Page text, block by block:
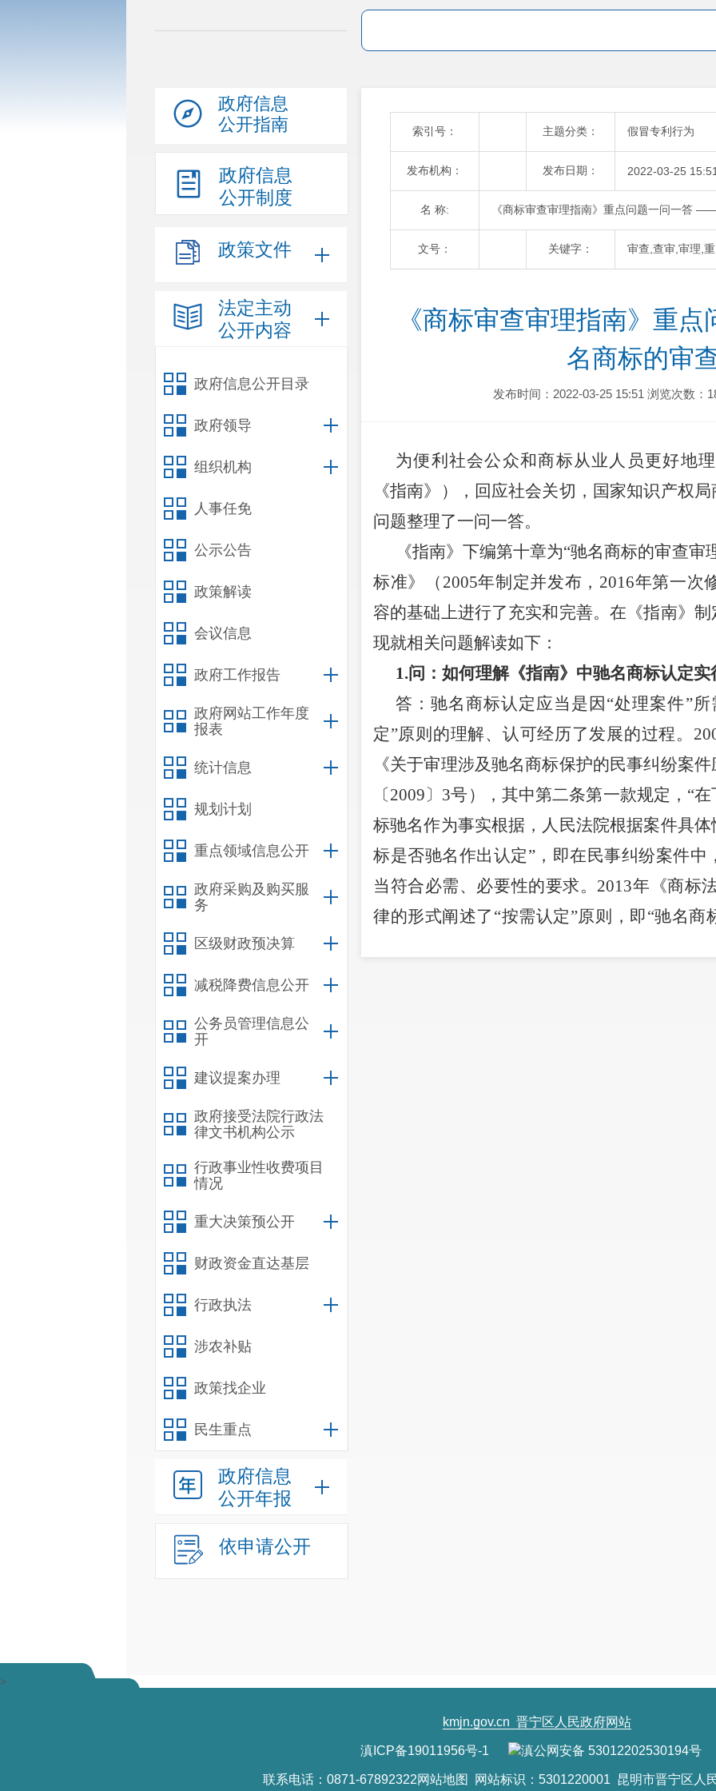
政府信息
公开指南
政府信息
公开制度
政策文件
法定主动
公开内容
政府信息公开目录
政府领导
组织机构
人事任免
公示公告
政策解读
会议信息
政府工作报告
政府网站工作年度
报表
统计信息
规划计划
重点领域信息公开
政府采购及购买服
务
区级财政预决算
减税降费信息公开
公务员管理信息公
开
建议提案办理
政府接受法院行政法
律文书机构公示
行政事业性收费项目
情况
重大决策预公开
财政资金直达基层
行政执法
涉农补贴
政策找企业
民生重点
政府信息
公开年报
依申请公开
索引号： 主题分类： 假冒专利行为
发布机构： 发布日期： 2022-03-25 15:51
名 称: 《商标审查审理指南》重点问题一问一答
文号： 关键字： 审查,查审,审理,
《商标审查审理指南》重
名商标的审
发布时间：2022-03-25 15:51 浏览次数：
为便利社会公众和商标从业人员更好地
《指南》），回应社会关切，国家知识产权
问题整理了一问一答。
《指南》下编第十章为“驰名商标的审查审
标准》（2005年制定并发布，2016年第一次
容的基础上进行了充实和完善。在《指南》
现就相关问题解读如下：
1.问：如何理解《指南》中驰名商标认定实
答：驰名商标认定应当是因 “处理案件”
定”原则的理解、认可经历了发展的过程。
《关于审理涉及驰名商标保护的民事纠纷案
〔2009〕3号），其中第二条第一款规定，“
标驰名作为事实根据，人民法院根据案件具
标是否驰名作出认定”，即在民事纠纷案件
当符合必需、必要性的要求。2013年《商标
律的形式阐述了“按需认定”原则，即“驰名
定，“当事人请求驰名商标保护应当遵循诚
体事实的陈述，并提交大量的证据材料，这
案件时判定当事人商标是否已达到驰名程度
>
kmjn.gov.cn 晋宁区人民政府网站
滇ICP备19011956号-1 滇公网安备 53012202530194号
联系电话：0871-67892322网站地图 网站标识：5301220001 昆明市晋宁区人